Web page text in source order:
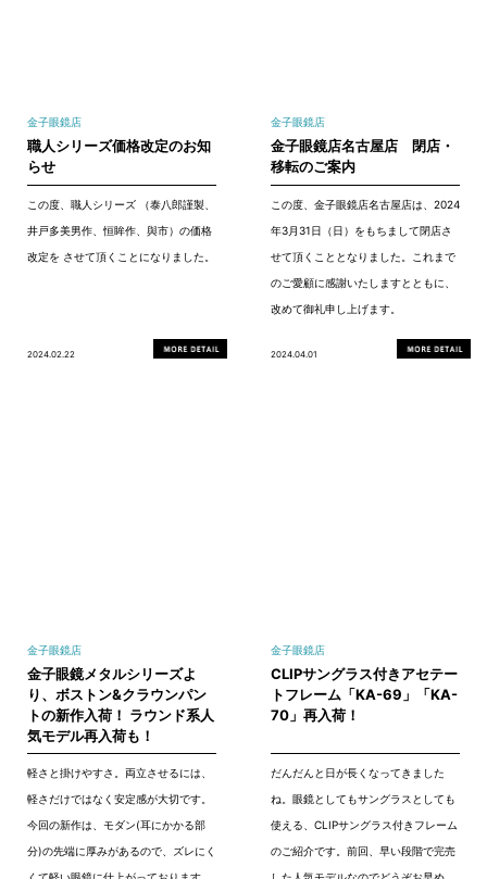
金子眼鏡店
職人シリーズ価格改定のお知
らせ
この度、職人シリーズ （泰八郎謹製、
井戸多美男作、恒眸作、與市）の価格
改定を させて頂くことになりました。
2024.02.22
金子眼鏡店
金子眼鏡店名古屋店 閉店・
移転のご案内
この度、金子眼鏡店名古屋店は、2024
年3月31日（日）をもちまして閉店さ
せて頂くこととなりました。これまで
のご愛顧に感謝いたしますとともに、
改めて御礼申し上げます。
2024.04.01
金子眼鏡店
金子眼鏡メタルシリーズよ
り、ボストン&クラウンパン
トの新作入荷！ ラウンド系人
気モデル再入荷も！
軽さと掛けやすさ。両立させるには、
軽さだけではなく安定感が大切です。
今回の新作は、モダン(耳にかかる部
分)の先端に厚みがあるので、ズレにく
金子眼鏡店
CLIPサングラス付きアセテー
トフレーム「KA-69」「KA-
70」再入荷！
だんだんと日が長くなってきました
ね。眼鏡としてもサングラスとしても
使える、CLIPサングラス付きフレーム
のご紹介です。前回、早い段階で完売